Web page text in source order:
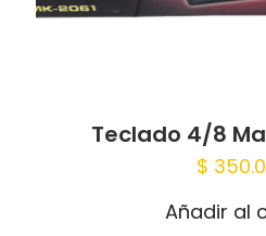
Teclado 4/8
$
Añadir al